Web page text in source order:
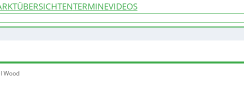
TERMINEVIDEOS
Wood